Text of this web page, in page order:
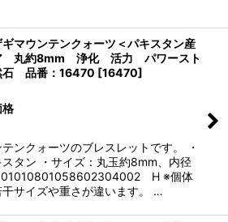
マウンテンクォーツ＜パキスタン産
丸約8mm 浄化 活力 パワースト
品番：16470 [16470]
格
ンクォーツのブレスレットです。 ・
タン ・サイズ：丸玉約8mm、内径
H ※個体
干サイズや重さが違います。 …